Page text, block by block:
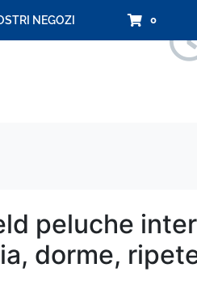
NEGOZI 0
peluche
dorme,